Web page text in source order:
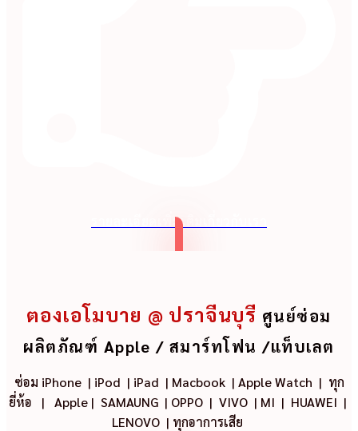
รายละเอียดเพิ่มเติมเกี่ยวกับเรา
ตองเอโมบาย @ ปราจีนบุรี ศูนย์ซ่อม
ผลิตภัณฑ์ Apple / สมาร์ทโฟน /แท็บเลต
ซ่อม iPhone | iPod | iPad | Macbook | Apple Watch | ทุก
ยี่ห้อ
| Apple | SAMAUNG | OPPO | VIVO | MI | HUAWEI |
LENOVO | ทุกอาการเสีย